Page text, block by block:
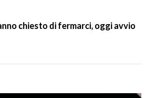
chiesto di fermarci, oggi avvio